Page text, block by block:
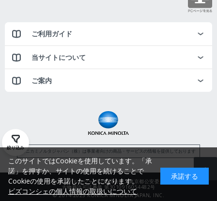
絞り込み
ご利用ガイド
当サイトについて
ご案内
コニカミノルタジャパン（株）は事業者向けの商品・サービスの情報を提供しております
コニカミノルタジャパン株式会社／東京都公安委員会
古物商許可証番号 第3010916054482号
© 2014-2025 KONICA MINOLTA JAPAN, INC.
このサイトではCookieを使用しています。「承
諾」を押すか、サイトの使用を続けることで
Cookieの使用を承諾したことになります。
ビズコンシェの個人情報の取扱いについて
承諾する